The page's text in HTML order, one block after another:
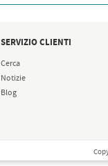
SERVIZIO CLIENTI
Cerca
Notizie
Blog